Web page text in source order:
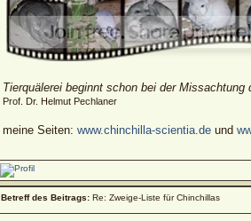
Tierquälerei beginnt schon bei der Missachtung
Prof. Dr. Helmut Pechlaner
meine Seiten: www.chinchilla-scientia.deund
Betreff des Beitrags:Re: Zweige-Liste für Chinchillas